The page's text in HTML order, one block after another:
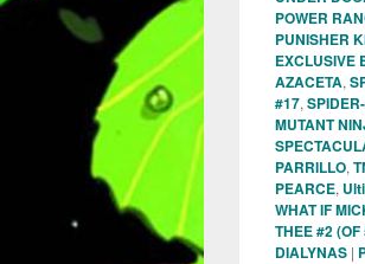
POWER
PUNISHER
EXCLUSIVE
AZACETA,
#17,
MUTANT
PARRILLO,
PEARCE,
WHAT IF
THEE #2
DIALYNAS |